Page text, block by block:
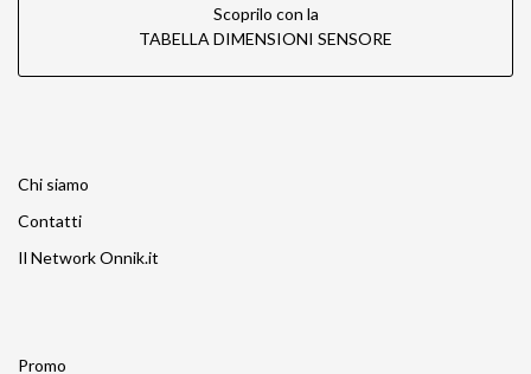
Scoprilo con la
TABELLA DIMENSIONI SENSORE
Chi siamo
Contatti
Il Network Onnik.it
Promo